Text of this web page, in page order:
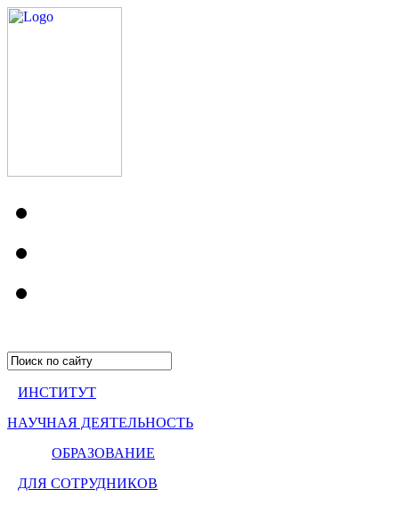
ИНСТИТУТ
НАУЧНАЯ ДЕЯТЕЛЬНОСТЬ
ОБРАЗОВАНИЕ
ДЛЯ СОТРУДНИКОВ